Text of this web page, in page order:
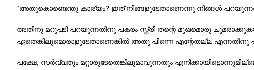
“അതുകൊണ്ടെന്തു കാര്യം? ഇത് നിങ്ങളുടേതാണെന്നു നിങ്ങൾ
അതിനു മറുപടി പറയുന്നതിനു പകരം സ്ത്രീ തന്റെ മുഖമൊരു
ഏതെങ്കിലുമൊരാളുടേതാണെങ്കിൽ അതു പിന്നെ എന്റേതല്ല എന്നതിനു
പക്ഷേ, സർവ്വതും മറ്റാരുടേതെങ്കിലുമാവുന്നതും